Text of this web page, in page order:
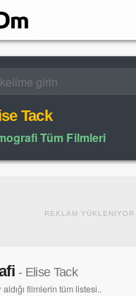
Tack
Tüm Filmleri
REKLAM YÜKLENİYOR
- Elise Tack
filmlerin tüm listesi..